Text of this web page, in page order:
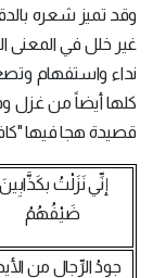
وقد تميز شعره
غير خلل في المعنى
نداء واستفهام
كلها أيضاً من غزل
قصيدة هجا فيها
إنِّي نَزَلْتُ
ضَيْفُهُمُ
جودُ الرِّجالِ من